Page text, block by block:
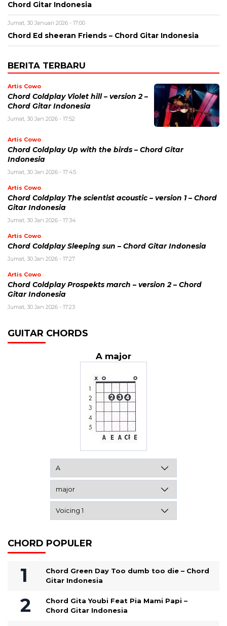
Chord Gitar Indonesia
Jumat, 30 Januari 2026 - 17:00
Chord Ed sheeran Friends – Chord Gitar Indonesia
BERITA TERBARU
Artis Cowo
Chord Coldplay Violet hill – version 2 –
Chord Gitar Indonesia
Jumat, 30 Jan 2026 - 17:52
Artis Cowo
Chord Coldplay Up with the birds – Chord Gitar
Indonesia
Jumat, 30 Jan 2026 - 17:45
Artis Cowo
Chord Coldplay The scientist acoustic – version 1 – Chord
Gitar Indonesia
Jumat, 30 Jan 2026 - 17:34
Artis Cowo
Chord Coldplay Sleeping sun – Chord Gitar Indonesia
Jumat, 30 Jan 2026 - 17:27
Artis Cowo
Chord Coldplay Prospekts march – version 2 – Chord
Gitar Indonesia
Jumat, 30 Jan 2026 - 17:23
GUITAR CHORDS
A major
CHORD POPULER
Chord Green Day Too dumb too die – Chord
Gitar Indonesia
Chord Gita Youbi Feat Pia Mami Papi –
Chord Gitar Indonesia